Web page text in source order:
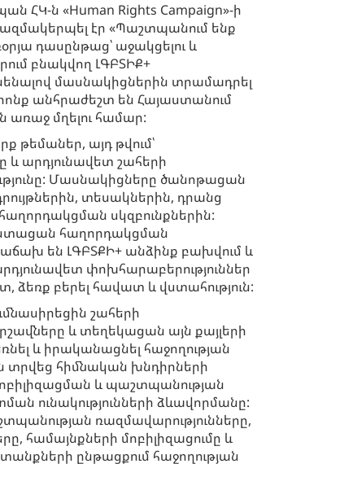
ՀԿ-ն «Human Rights Campaign»-ի
էր «Պաշտպանում ենք
դասընթաց՝ աջակցելու և
բնակվող ԼԳԲՏԻՔ+
մասնակիցներին տրամադրել
անհրաժեշտ են Հայաստանում
առաջ մղելու համար:
թեմաներ, այդ թվում՝
և արդյունավետ շահերի
Մասնակիցները ծանոթացան
տեսակներին, դրանց
սկզբունքներին:
հաղորդակցման
են ԼԳԲՏՔԻ+ անձինք բախվում և
փոխհարաբերություններ
ձեռք բերել հավատ և վստահություն:
շահերի
և տեղեկացան այն քայլերի
և իրականացնել հաջողության
տրվեց հիմնական խնդիրների
և պաշտպանության
ունակությունների ձևավորմանը:
ռազմավարությունները,
համայնքների մոբիլիզացումը և
ընթացքում հաջողության